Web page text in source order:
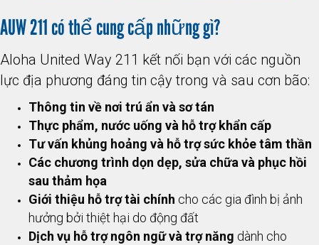
AUW 211 có thể cung cấp những gì?
Aloha United Way 211 kết nối bạn với các nguồn
lực địa phương đáng tin cậy trong và sau cơn bão:
Thông tin về nơi trú ẩn và sơ tán
Thực phẩm, nước uống và hỗ trợ khẩn cấp
Tư vấn khủng hoảng và hỗ trợ sức khỏe tâm thần
Các chương trình dọn dẹp, sửa chữa và phục hồi
sau thảm họa
Giới thiệu hỗ trợ tài chính cho các gia đình bị ảnh
hưởng bởi thiệt hại do động đất
Dịch vụ hỗ trợ ngôn ngữ và trợ năng dành cho